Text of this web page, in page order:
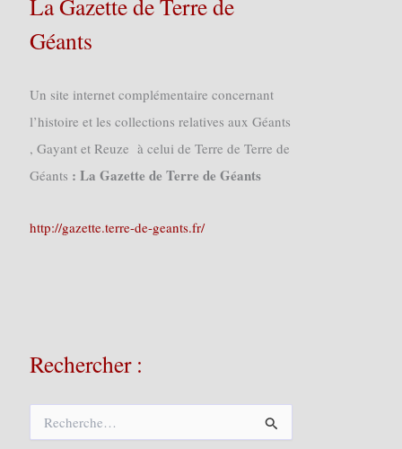
La Gazette de Terre de
Géants
Un site internet complémentaire concernant
l’histoire et les collections relatives aux Géants
, Gayant et Reuze à celui de Terre de Terre de
Géants : La Gazette de Terre de Géants
http://gazette.terre-de-geants.fr/
Rechercher :